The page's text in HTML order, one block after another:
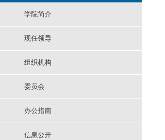
学院简介
现任领导
组织机构
委员会
办公指南
信息公开